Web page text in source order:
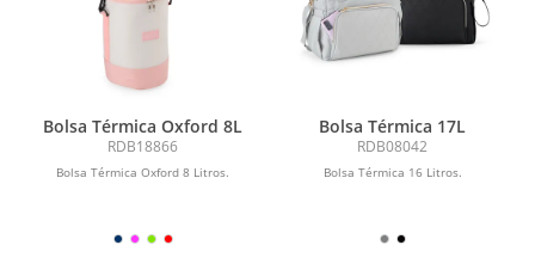
Bolsa Térmica Oxford 8L
RDB18866
Bolsa Térmica Oxford 8 Litros.
Bolsa Térmica 17L
RDB08042
Bolsa Térmica 16 Litros.